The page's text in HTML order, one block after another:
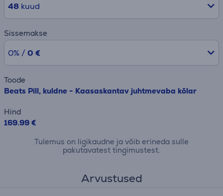
48kuud
Sissemakse
0% / 0 €
Toode
Beats Pill, kuldne - Kaasaskantav juhtmevaba kõlar
Hind
169.99 €
Tulemus on ligikaudne ja võib erineda sulle
pakutavatest tingimustest.
Arvustused